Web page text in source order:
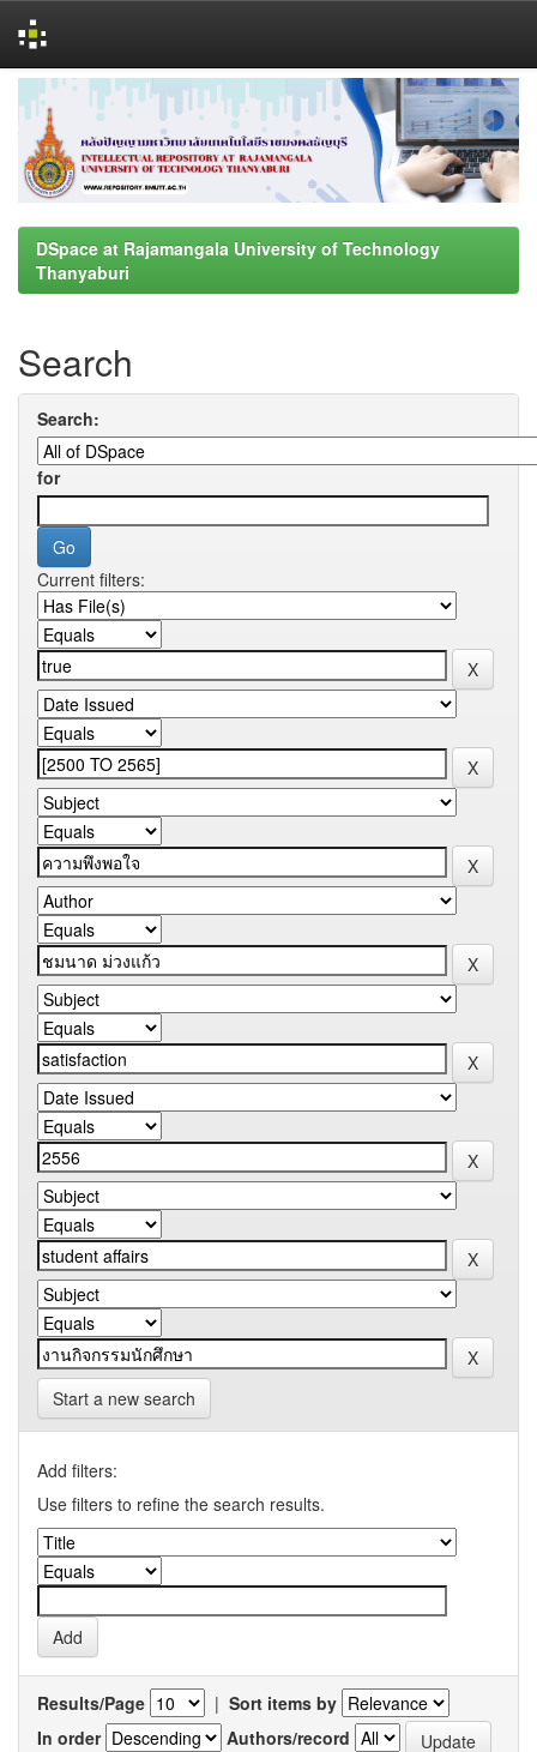
navigation
DSpace at Rajamangala University of Technology
Thanyaburi
Search
Search:
for
Current filters:
Start a new search
Add filters:
Use filters to refine the search results.
Results/Page | Sort items by
In order
Authors/record